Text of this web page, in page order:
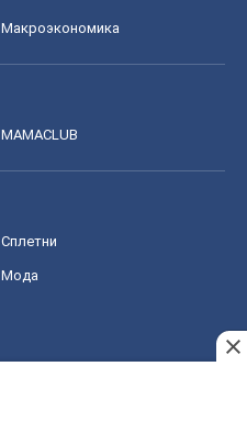
Mакроэкономика
MAMACLUB
Сплетни
Мода